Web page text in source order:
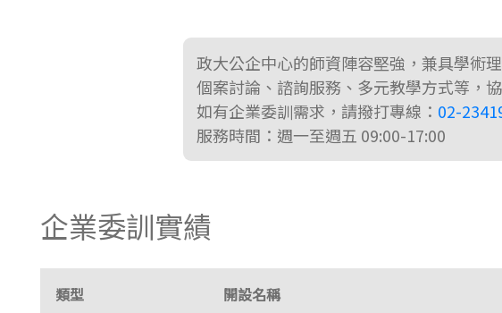
語言檢定
採購專業
隨班附讀
免費講座
政大公企中心的師資陣容堅強，兼具學術
個案討論、諮詢服務、多元教學方式等，
如有企業委訓需求，請撥打專線： 02-
服務時間：週一至週五 09:00-17:00
企業委訓實績
類型 開設名稱